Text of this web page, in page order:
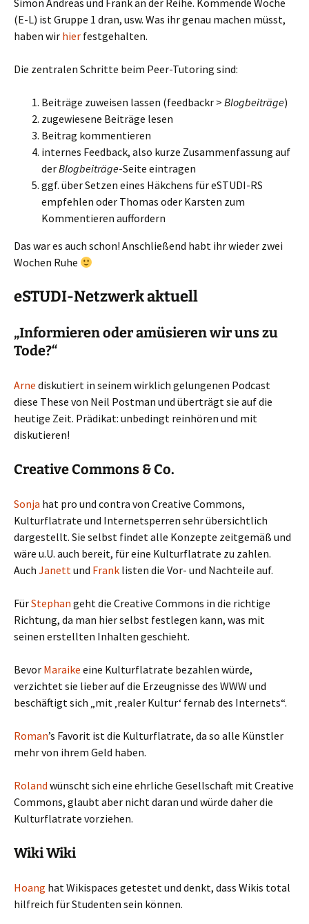
Simon Andreas und Frank an der Reihe. Kommende Woche
(E-L) ist Gruppe 1 dran, usw. Was ihr genau machen müsst,
haben wir hier festgehalten.
Die zentralen Schritte beim Peer-Tutoring sind:
Beiträge zuweisen lassen (feedbackr > Blogbeiträge)
zugewiesene Beiträge lesen
Beitrag kommentieren
internes Feedback, also kurze Zusammenfassung auf
derBlogbeiträge-Seite eintragen
ggf. über Setzen eines Häkchens für eSTUDI-RS
empfehlen oder Thomas oder Karsten zum
Kommentieren auffordern
Das war es auch schon! Anschließend habt ihr wieder zwei
Wochen Ruhe
eSTUDI-Netzwerk aktuell
„Informieren oder amüsieren wir uns zu
Tode?“
Arne diskutiert in seinem wirklich gelungenen Podcast
diese These von Neil Postman und überträgt sie auf die
heutige Zeit. Prädikat: unbedingt reinhören und mit
diskutieren!
Creative Commons & Co.
Sonja hat pro und contra von Creative Commons,
Kulturflatrate und Internetsperren sehr übersichtlich
dargestellt. Sie selbst findet alle Konzepte zeitgemäß und
wäre u.U. auch bereit, für eine Kulturflatrate zu zahlen.
Auch Janettund Frank listen die Vor- und Nachteile auf.
FürStephan geht die Creative Commons in die richtige
Richtung, da man hier selbst festlegen kann, was mit
seinen erstellten Inhalten geschieht.
Bevor Maraike eine Kulturflatrate bezahlen würde,
verzichtet sie lieber auf die Erzeugnisse des WWW und
beschäftigt sich „mit ‚realer Kultur‘ fernab des Internets“.
Roman’s Favorit ist die Kulturflatrate, da so alle Künstler
mehr von ihrem Geld haben.
Roland wünscht sich eine ehrliche Gesellschaft mit Creative
Commons, glaubt aber nicht daran und würde daher die
Kulturflatrate vorziehen.
Wiki Wiki
Hoang hat Wikispaces getestet und denkt, dass Wikis total
hilfreich für Studenten sein können.